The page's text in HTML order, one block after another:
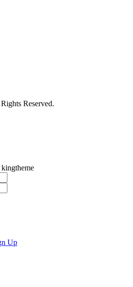
Reserved.
kingtheme
Up